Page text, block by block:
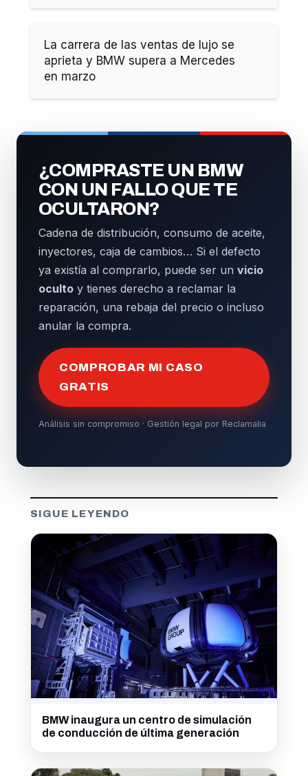
La carrera de las ventas de lujo se
aprieta y BMW supera a Mercedes
en marzo
¿COMPRASTE UN BMW
CON UN FALLO QUE TE
OCULTARON?
Cadena de distribución, consumo de aceite,
inyectores, caja de cambios… Si el defecto
ya existía al comprarlo, puede ser un vicio
oculto y tienes derecho a reclamar la
reparación, una rebaja del precio o incluso
anular la compra.
COMPROBAR MI CASO
GRATIS
Análisis sin compromiso · Gestión legal por Reclamalia
SIGUE LEYENDO
BMW inaugura un centro de simulación
de conducción de última generación